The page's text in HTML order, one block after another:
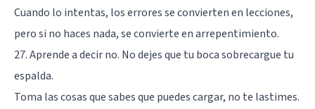
Cuando lo intentas, los errores se convierten en lecciones,
pero si no haces nada, se convierte en arrepentimiento.
27. Aprende a decir no. No dejes que tu boca sobrecargue tu
espalda.
Toma las cosas que sabes que puedes cargar, no te lastimes.